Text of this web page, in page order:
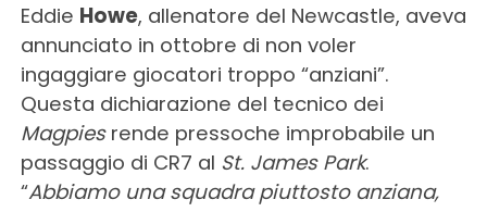
Eddie Howe, allenatore del Newcastle, aveva
annunciato in ottobre di non voler
ingaggiare giocatori troppo “anziani”.
Questa dichiarazione del tecnico dei
Magpiesrende pressoche improbabile un
passaggio di CR7 al St. James Park.
“Abbiamo una squadra piuttosto anziana,